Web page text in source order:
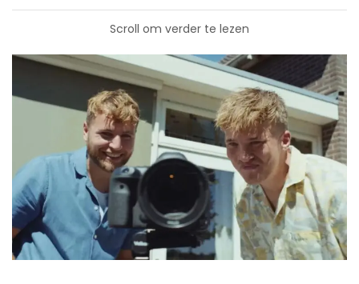
Scroll om verder te lezen